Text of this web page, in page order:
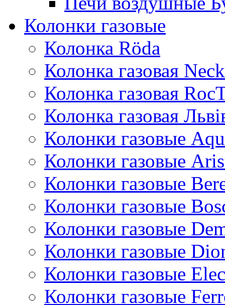
Колонки газовые
Колонка Rӧda
Колонка газовая
Колонка газовая
Колонка газовая
Колонки газовые
Колонки газовые
Колонки газовые
Колонки газовые
Колонки газовые
Колонки газовые
Колонки газовые
Колонки газовые